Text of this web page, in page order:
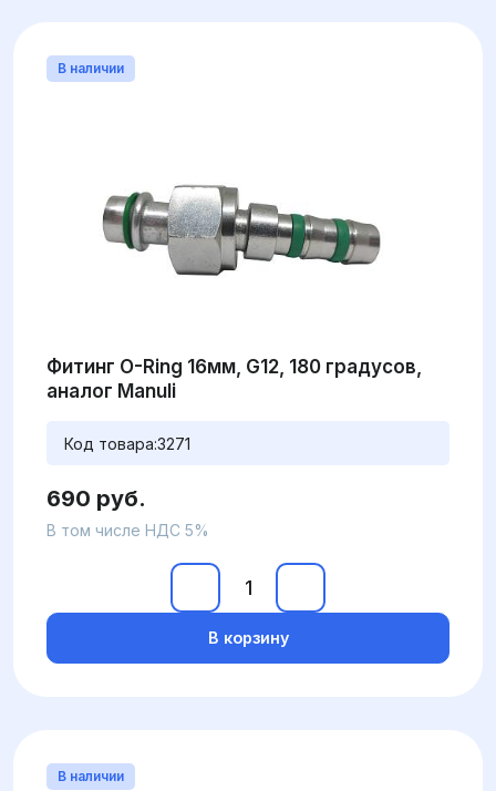
В наличии
Фитинг O-Ring 16мм, G12, 180 градусов,
аналог Manuli
Код товара:3271
690 руб.
В том числе НДС 5%
В корзину
В наличии